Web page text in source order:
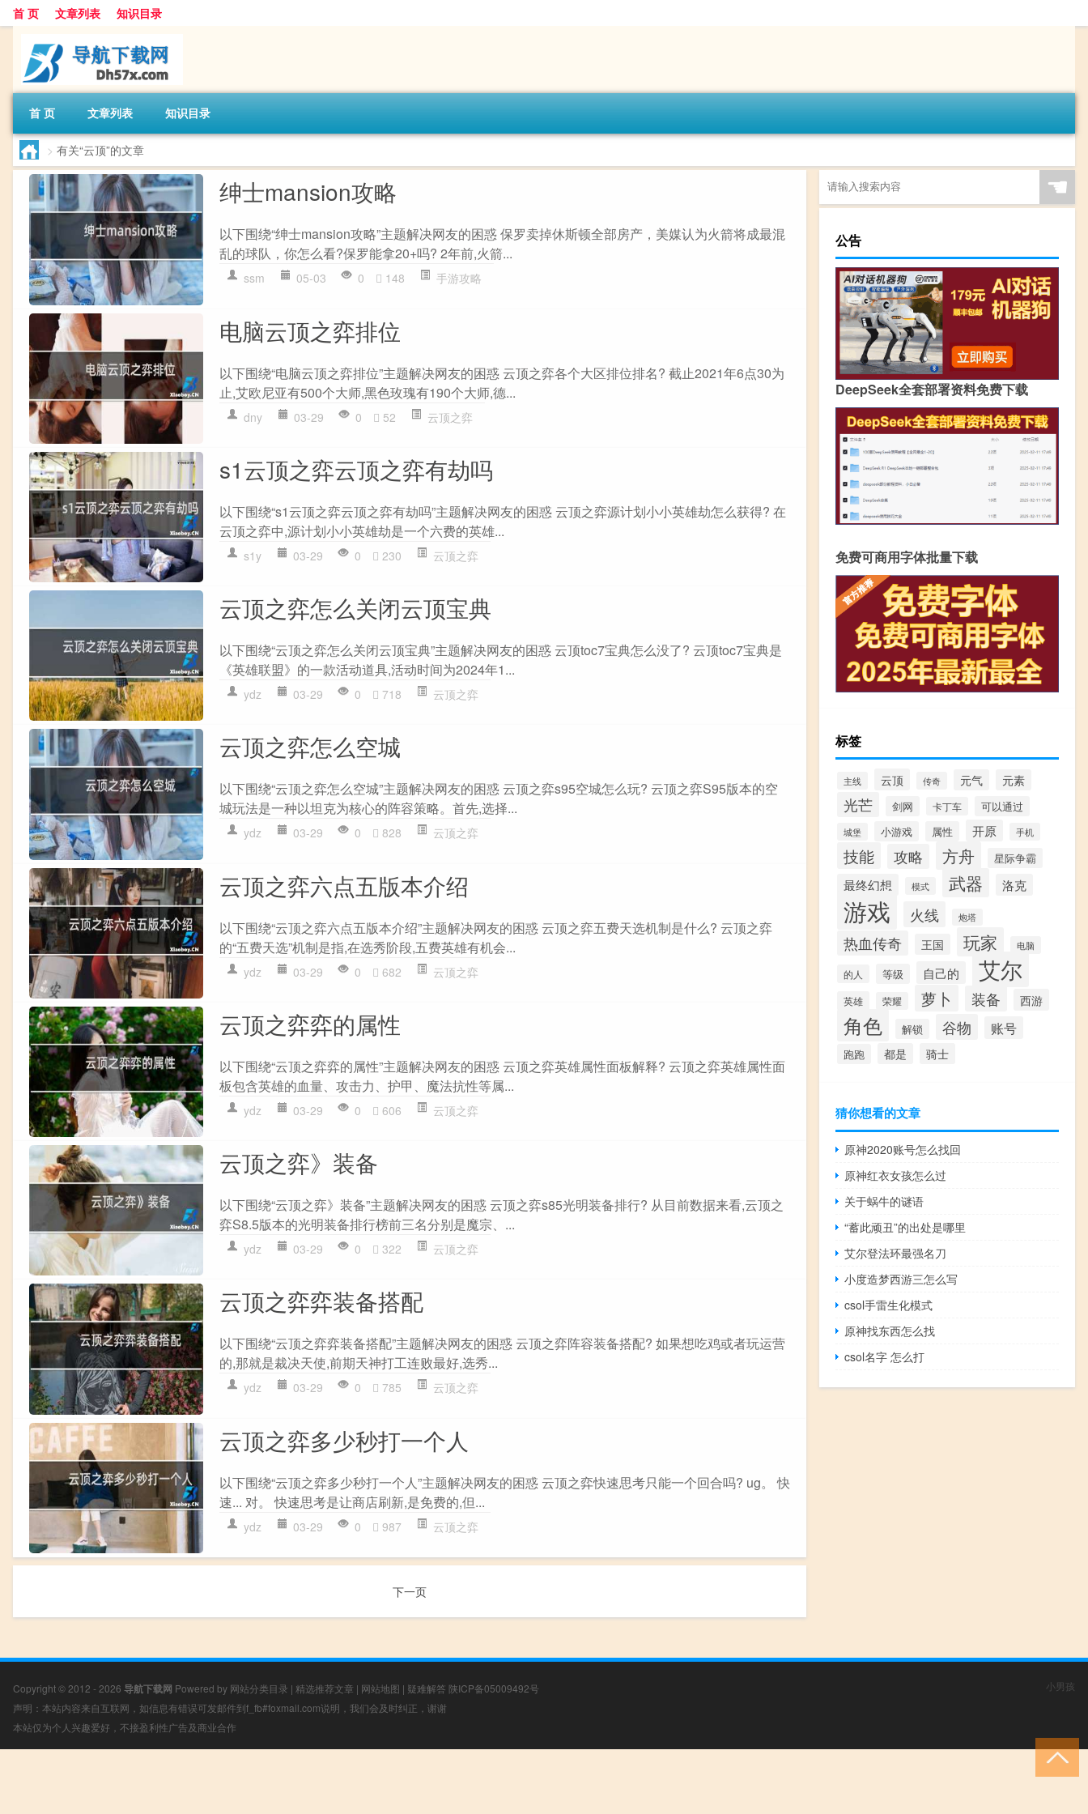
首 页 文章列表 知识目录
首 页 文章列表 知识目录
> 有关“云顶”的文章
绅士mansion攻略
以下围绕“绅士mansion攻略”主题解决网友的困惑 保罗卖掉休斯顿全部房产，美媒认为火箭将成最混
乱的球队，你怎么看?保罗能拿20+吗? 2年前,火箭...
ssm 05-03 0 148 手游攻略
电脑云顶之弈排位
以下围绕“电脑云顶之弈排位”主题解决网友的困惑 云顶之弈各个大区排位排名? 截止2021年6点30为
止,艾欧尼亚有500个大师,黑色玫瑰有190个大师,德...
dny 03-29 0 52 云顶之弈
s1云顶之弈云顶之弈有劫吗
以下围绕“s1云顶之弈云顶之弈有劫吗”主题解决网友的困惑 云顶之弈源计划小小英雄劫怎么获得? 在
云顶之弈中,源计划小小英雄劫是一个六费的英雄...
s1y 03-29 0 230 云顶之弈
云顶之弈怎么关闭云顶宝典
以下围绕“云顶之弈怎么关闭云顶宝典”主题解决网友的困惑 云顶toc7宝典怎么没了? 云顶toc7宝典是
《英雄联盟》的一款活动道具,活动时间为2024年1...
ydz 03-29 0 718 云顶之弈
云顶之弈怎么空城
以下围绕“云顶之弈怎么空城”主题解决网友的困惑 云顶之弈s95空城怎么玩? 云顶之弈S95版本的空
城玩法是一种以坦克为核心的阵容策略。首先,选择...
ydz 03-29 0 828 云顶之弈
云顶之弈六点五版本介绍
以下围绕“云顶之弈六点五版本介绍”主题解决网友的困惑 云顶之弈五费天选机制是什么? 云顶之弈
的“五费天选”机制是指,在选秀阶段,五费英雄有机会...
ydz 03-29 0 682 云顶之弈
云顶之弈弈的属性
以下围绕“云顶之弈弈的属性”主题解决网友的困惑 云顶之弈英雄属性面板解释? 云顶之弈英雄属性面
板包含英雄的血量、攻击力、护甲、魔法抗性等属...
ydz 03-29 0 606 云顶之弈
云顶之弈》装备
以下围绕“云顶之弈》装备”主题解决网友的困惑 云顶之弈s85光明装备排行? 从目前数据来看,云顶之
弈S8.5版本的光明装备排行榜前三名分别是魔宗、...
ydz 03-29 0 322 云顶之弈
云顶之弈弈装备搭配
以下围绕“云顶之弈弈装备搭配”主题解决网友的困惑 云顶之弈阵容装备搭配? 如果想吃鸡或者玩运营
的,那就是裁决天使,前期天神打工连败最好,选秀...
ydz 03-29 0 785 云顶之弈
云顶之弈多少秒打一个人
以下围绕“云顶之弈多少秒打一个人”主题解决网友的困惑 云顶之弈快速思考只能一个回合吗? ug。 快
速... 对。 快速思考是让商店刷新,是免费的,但...
ydz 03-29 0 987 云顶之弈
下一页
☚
公告
DeepSeek全套部署资料免费下载
免费可商用字体批量下载
标签
主线 云顶 传奇 元气 元素
光芒 剑网 卡丁车 可以通过
城堡 小游戏 属性 开原 手机
技能 攻略 方舟 星际争霸
最终幻想 模式 武器 洛克
游戏 火线 炮塔
热血传奇 王国 玩家 电脑
的人 等级 自己的 艾尔
英雄 荣耀 萝卜 装备 西游
角色 解锁 谷物 账号
跑跑 都是 骑士
猜你想看的文章
原神2020账号怎么找回
原神红衣女孩怎么过
关于蜗牛的谜语
“蓄此顽丑”的出处是哪里
艾尔登法环最强名刀
小度造梦西游三怎么写
csol手雷生化模式
原神找东西怎么找
csol名字 怎么打
Copyright © 2012 - 2026 导航下载网 Powered by 网站分类目录 | 精选推荐文章 | 网站地图 | 疑难解答 陕ICP备05009492号
声明：本站内容来自互联网，如信息有错误可发邮件到f_fb#foxmail.com说明，我们会及时纠正，谢谢
本站仅为个人兴趣爱好，不接盈利性广告及商业合作
小男孩